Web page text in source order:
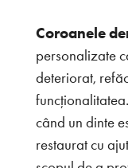
Coroanele
personalizate
deteriorat,
când un dinte
restaurat cu